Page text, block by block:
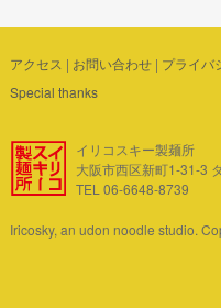
アクセス | お問い合わせ| プライバ
Special thanks
イリコスキー製麺所
大阪市西区新町1-31-3
TEL 06-6648-8739
Iricosky, an udon noodle studio.